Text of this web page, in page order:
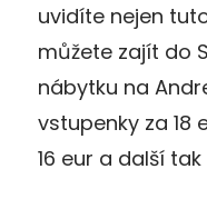
uvidíte nejen
můžete zajít do
nábytku na
vstupenky za 18
16 eur a další